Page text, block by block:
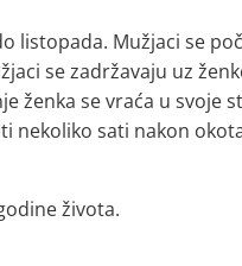
listopada. Mužjaci se
se zadržavaju uz
ženka se vraća u svoje
nekoliko sati nakon
života.